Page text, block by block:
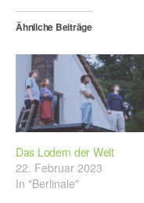
Ähnliche Beiträge
Das Lodern der Welt
22. Februar 2023
In "Berlinale"